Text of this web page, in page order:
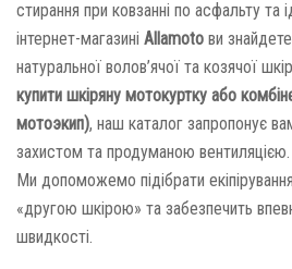
стирання при ковзанні по асфальту та
інтернет-магазині Allamoto ви
натуральної волов’ячої та козячої
купити шкіряну мотокуртку або
мотоэкип), наш каталог запропонує
захистом та продуманою вентиляцією.
Ми допоможемо підібрати
«другою шкірою» та забезпечить
швидкості.